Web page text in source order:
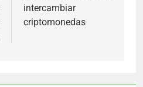
intercambiar
criptomonedas